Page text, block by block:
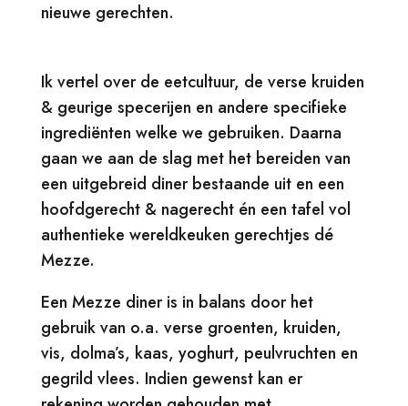
nieuwe gerechten.
Ik vertel over de eetcultuur, de verse kruiden
& geurige specerijen en andere specifieke
ingrediënten welke we gebruiken. Daarna
gaan we aan de slag met het bereiden van
een uitgebreid diner bestaande uit en een
hoofdgerecht & nagerecht én een tafel vol
authentieke wereldkeuken gerechtjes dé
Mezze.
Een Mezze diner is in balans door het
gebruik van o.a. verse groenten, kruiden,
vis, dolma’s, kaas, yoghurt, peulvruchten en
gegrild vlees. Indien gewenst kan er